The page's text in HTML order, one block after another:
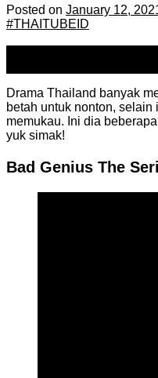
Posted on January 12,
#THAITUBEID
Drama Thailand banyak
betah untuk nonton,
memukau. Ini dia
yuk simak!
Bad Genius The